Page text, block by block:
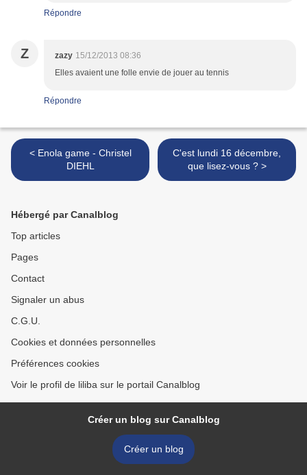
Répondre
Z zazy 15/12/2013 08:36
Elles avaient une folle envie de jouer au tennis
Répondre
< Enola game - Christel
DIEHL
C'est lundi 16 décembre,
que lisez-vous ? >
Hébergé par Canalblog
Top articles
Pages
Contact
Signaler un abus
C.G.U.
Cookies et données personnelles
Préférences cookies
Voir le profil de liliba sur le portail Canalblog
Créer un blog sur Canalblog
Créer un blog